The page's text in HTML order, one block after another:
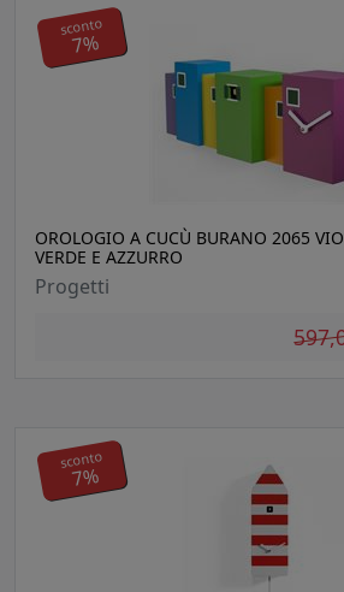
OROLOGIO A CUCÙ BURANO 2065
VERDE E AZZURRO
Progetti
sconto
7%
sconto
7%